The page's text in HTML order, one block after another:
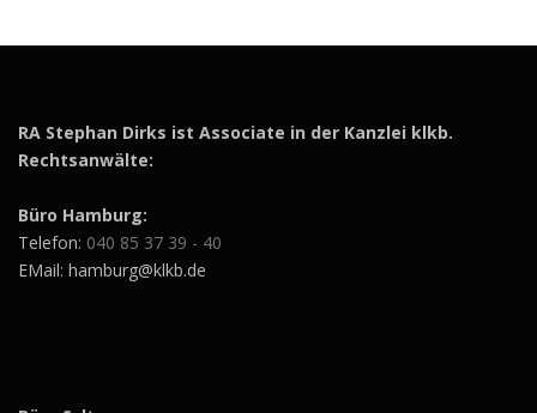
RA Stephan Dirks ist Associate in der Kanzlei klkb.
Rechtsanwälte:
Büro Hamburg:
Telefon: 040 85 37 39 - 40
EMail: hamburg@klkb.de